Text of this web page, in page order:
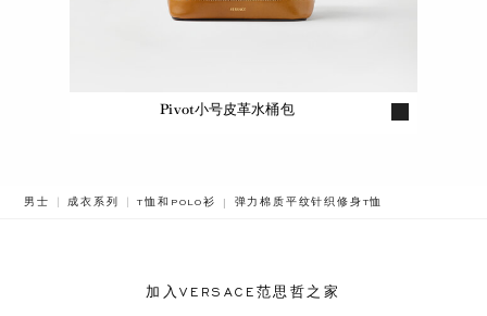
Pivot小号皮革水桶包
男士 成衣系列 T恤和POLO衫 BREADCRUMB.ADA.LABEL.CURRENT
弹力棉质平纹针织修身T恤
加入VERSACE范思哲之家